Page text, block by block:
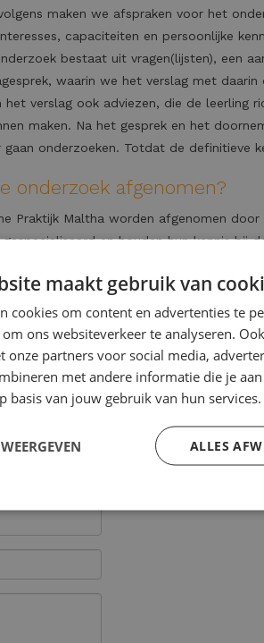
maken we afspraken voor het
capaciteiten en persoonlijke
bestaat uit vragen(lijsten), een
waarin we het verslag met
verslag ook adviezen, die de leerling
maken. Na het gesprek en het
onderzoeken. Totdat de definitieve
onderzoek afgenomen?
Praktijk Maltha worden afgenomen door
en houden hun kennis bij
onderzoek kunnen wij ook
we de leerling verder kunnen begeleiden
begeleiden en onderzoeken,
testafname vindt fysiek plaats in
maakt gebruik van
cookies om content en advertenties te
ons websiteverkeer te analyseren.
onze partners voor social media,
met andere informatie die je
basis van jouw gebruik van hun services.
ALLES